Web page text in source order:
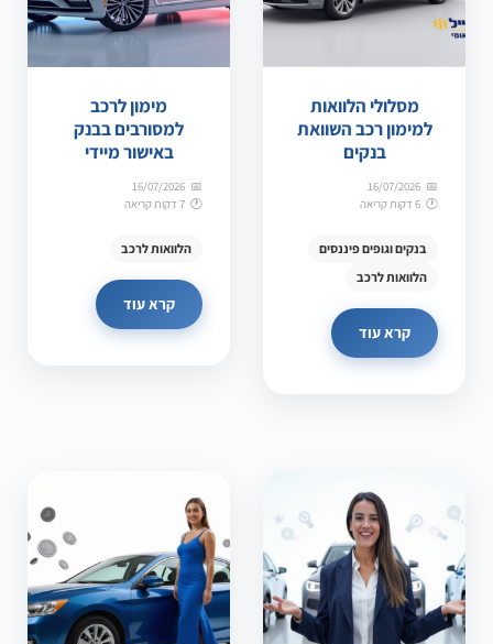
מסלולי הלוואות
למימון רכב השוואת
בנקים
16/07/2026
6 דקות קריאה
בנקים וגופים פיננסים
הלוואות לרכב
קרא עוד
מימון לרכב
למסורבים בבנק
באישור מיידי
16/07/2026
7 דקות קריאה
הלוואות לרכב
קרא עוד